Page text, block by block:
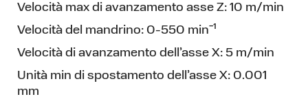
Velocità max di avanzamento asse Z: 10 m/min
Velocità del mandrino: 0-550 min¯¹
Velocità di avanzamento dell’asse X: 5 m/min
Unità min di spostamento dell’asse X: 0.001
mm